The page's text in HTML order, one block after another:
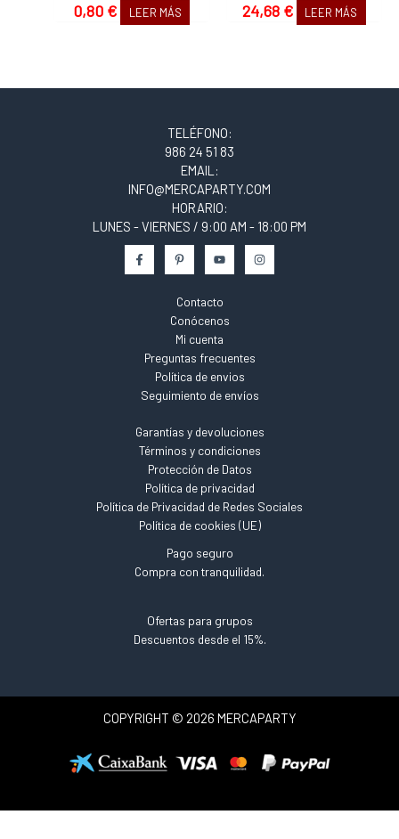
0,80 € LEER MÁS 24,68 € LEER MÁS
TELÉFONO:
986 24 51 83
EMAIL:
INFO@MERCAPARTY.COM
HORARIO:
LUNES - VIERNES / 9:00 AM - 18:00 PM
Contacto
Conócenos
Mi cuenta
Preguntas frecuentes
Política de envios
Seguimiento de envíos
Garantías y devoluciones
Términos y condiciones
Protección de Datos
Política de privacidad
Política de Privacidad de Redes Sociales
Política de cookies (UE)
Pago seguro
Compra con tranquilidad.
Ofertas para grupos
Descuentos desde el 15%.
COPYRIGHT © 2026 MERCAPARTY